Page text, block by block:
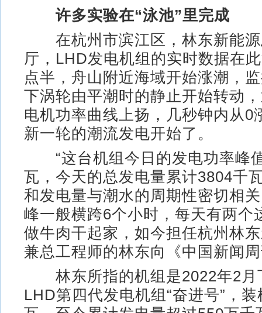
许多实验在“泳池”里完成
在杭州市滨江区，林东新能源
厅，LHD发电机组的实时数据在
点半，舟山附近海域开始涨潮，
下涡轮由平潮时的静止开始转动
电机功率曲线上扬，几秒钟内从0
新一轮的潮流发电开始了。
“这台机组今日的发电功率峰
瓦，今天的总发电量累计3804千
和发电量与潮水的周期性密切相
峰一般横跨6个小时，每天有两个
做牛肉干起家，如今担任杭州林
兼总工程师的林东向《中国新闻
林东所指的机组是2022年2月
LHD第四代发电机组“奋进号”，